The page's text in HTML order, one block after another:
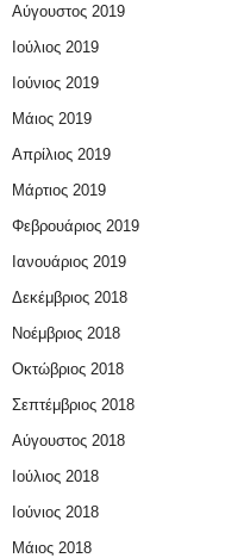
Αύγουστος 2019
Ιούλιος 2019
Ιούνιος 2019
Μάιος 2019
Απρίλιος 2019
Μάρτιος 2019
Φεβρουάριος 2019
Ιανουάριος 2019
Δεκέμβριος 2018
Νοέμβριος 2018
Οκτώβριος 2018
Σεπτέμβριος 2018
Αύγουστος 2018
Ιούλιος 2018
Ιούνιος 2018
Μάιος 2018